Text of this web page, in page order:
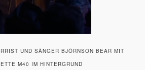
UND SÄNGER BJÖRNSON BEAR MIT
M40 IM HINTERGRUND